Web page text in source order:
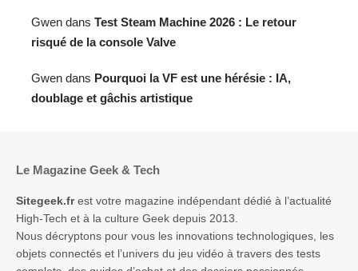
Gwen dans Test Steam Machine 2026 : Le retour
risqué de la console Valve
Gwen dans Pourquoi la VF est une hérésie : IA,
doublage et gâchis artistique
Le Magazine Geek & Tech
Sitegeek.frest votre magazine indépendant dédié à l’actualité
High-Tech et à la culture Geek depuis 2013.
Nous décryptons pour vous les innovations technologiques, les
objets connectés et l’univers du jeu vidéo à travers des tests